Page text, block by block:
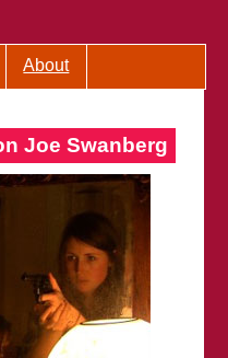
About
Joe Swanberg